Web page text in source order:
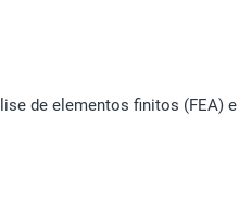
de elementos finitos (FEA)